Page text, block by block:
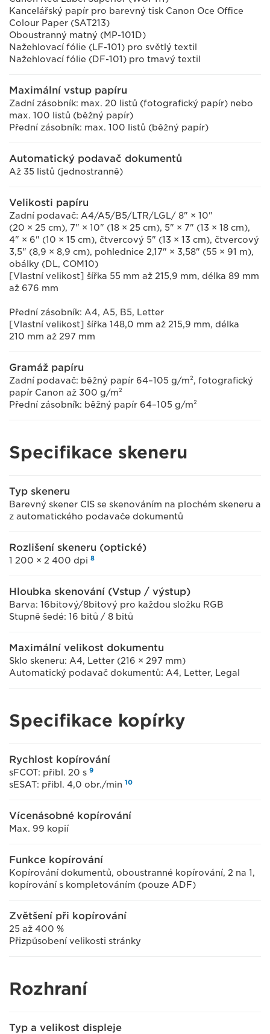
Kancelářský papír pro barevný tisk Canon Oce Office
Colour Paper (SAT213)
Oboustranný matný (MP-101D)
Nažehlovací fólie (LF-101) pro světlý textil
Nažehlovací fólie (DF-101) pro tmavý textil
Maximální vstup papíru
Zadní zásobník: max. 20 listů (fotografický papír) nebo
max. 100 listů (běžný papír)
Přední zásobník: max. 100 listů (běžný papír)
Automatický podavač dokumentů
Až 35 listů (jednostranně)
Velikosti papíru
Zadní podavač: A4/A5/B5/LTR/LGL/ 8" × 10"
(20 × 25 cm), 7" × 10" (18 × 25 cm), 5" × 7" (13 × 18 cm),
4" × 6" (10 × 15 cm), čtvercový 5" (13 × 13 cm), čtvercový
3,5" (8,9 × 8,9 cm), pohlednice 2,17" × 3,58" (55 × 91 m),
obálky (DL, COM10)
[Vlastní velikost] šířka 55 mm až 215,9 mm, délka 89 mm
až 676 mm
Přední zásobník: A4, A5, B5, Letter
[Vlastní velikost] šířka 148,0 mm až 215,9 mm, délka
210 mm až 297 mm
Gramáž papíru
Zadní podavač: běžný papír 64–105 g/m², fotografický
papír Canon až 300 g/m²
Přední zásobník: běžný papír 64–105 g/m²
Specifikace skeneru
Typ skeneru
Barevný skener CIS se skenováním na plochém skeneru a
z automatického podavače dokumentů
Rozlišení skeneru (optické)
1 200 × 2 400 dpi 8
Hloubka skenování (Vstup / výstup)
Barva: 16bitový/8bitový pro každou složku RGB
Stupně šedé: 16 bitů / 8 bitů
Maximální velikost dokumentu
Sklo skeneru: A4, Letter (216 × 297 mm)
Automatický podavač dokumentů: A4, Letter, Legal
Specifikace kopírky
Rychlost kopírování
sFCOT: přibl. 20 s 9
sESAT: přibl. 4,0 obr./min 10
Vícenásobné kopírování
Max. 99 kopií
Funkce kopírování
Kopírování dokumentů, oboustranné kopírování, 2 na 1,
kopírování s kompletováním (pouze ADF)
Zvětšení při kopírování
25 až 400 %
Přizpůsobení velikosti stránky
Rozhraní
Typ a velikost displeje